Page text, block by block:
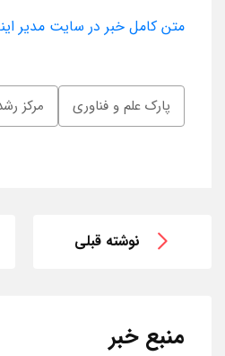
متن کامل خبر در سایت مدیر
پارک علم و فناوری مرکز
نوشته قبلی
منبع خبر